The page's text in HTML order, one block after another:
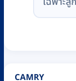
CAMRY